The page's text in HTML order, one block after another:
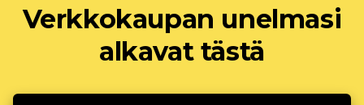
Verkkokaupan unelmasi
alkavat tästä